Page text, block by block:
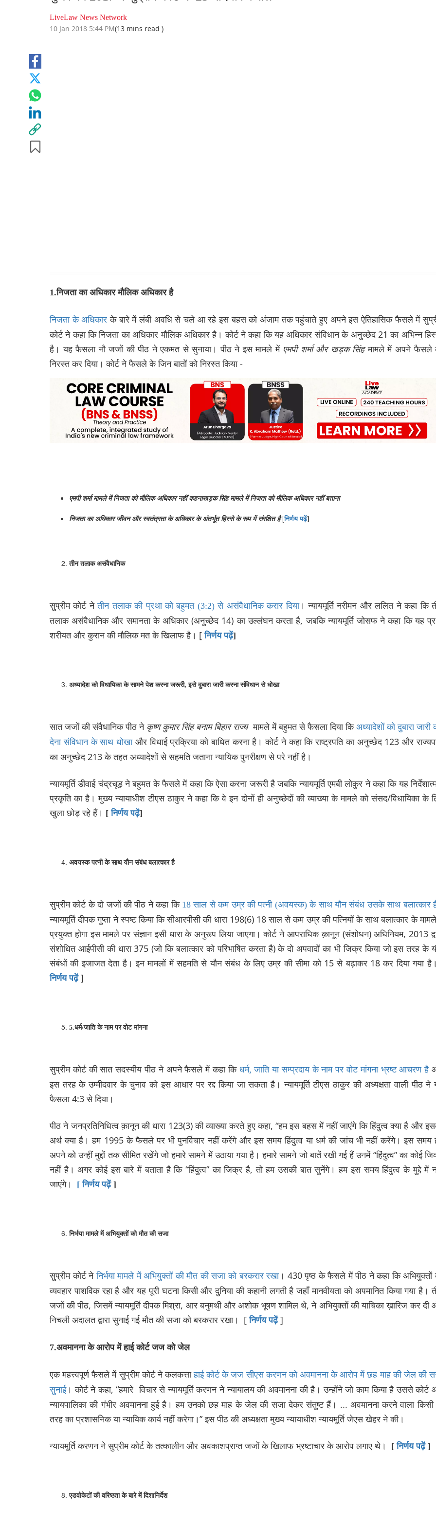
LiveLaw News Network
10 Jan 2018 5:44 PM(13 mins read )
1.निजता का अधिकार मौलिक अधिकार है
निजता के अधिकार के बारे में लंबी अवधि से चले आ रहे इस बहस को अंजाम तक पहुंचाते हुए अपने इस ऐतिहासिक फैसले में
कोर्ट ने कहा कि निजता का अधिकार मौलिक अधिकार है। कोर्ट ने कहा कि यह अधिकार संविधान के अनुच्छेद 21 का अभिन्न
है। यह फैसला नौ जजों की पीठ ने एकमत से सुनाया। पीठ ने इस मामले में एमपी शर्मा और खड़क सिंहमामले में अपने फैसले
निरस्त कर दिया। कोर्ट ने फैसले के जिन बातों को निरस्त किया -
एमपी शर्मा मामले में निजता को मौलिक अधिकार नहीं कहनाखड़क सिंह मामले में निजता को मौलिक अधिकार नहीं बताना
निजता का अधिकार जीवन और स्वतंत्रता के अधिकार के अंतर्भूत हिस्से के रूप में संरक्षित है[निर्णयपढ़ें]
तीन तलाक असंवैधानिक
सुप्रीम कोर्ट नेतीन तलाक की प्रथा को बहुमत (3:2) से असंवैधानिक करार दिया। न्यायमूर्ति नरीमन और ललित ने कहा कि
तलाक असंवैधानिक और समानता के अधिकार (अनुच्छेद 14) का उल्लंघन करता है, जबकि न्यायमूर्ति जोसफ ने कहा कि यह
शरीयत और कुरान की मौलिक मत के खिलाफ है। [ निर्णयपढ़ें]
अध्यादेश को विधायिका के सामने पेश करना जरूरी,इसे दुबारा जारी करना संविधान से धोखा
सात जजों की संवैधानिक पीठ ने कृष्ण कुमार सिंह बनाम बिहार राज्यमामले में बहुमत से फैसला दिया कि अध्यादेशों को दुबारा जारी
देना संविधान के साथ धोखाऔर विधाई प्रक्रिया को बाधित करना है। कोर्ट ने कहा कि राष्ट्रपति का अनुच्छेद 123 और
का अनुच्छेद 213 के तहत अध्यादेशों से सहमति जताना न्यायिक पुनरीक्षण से परे नहीं है।
न्यायमूर्ति डीवाई चंद्रचूड़ ने बहुमत के फैसले में कहा कि ऐसा करना जरूरी है जबकि न्यायमूर्ति एमबी लोकुर ने कहा कि यह
प्रकृति का है। मुख्य न्यायाधीश टीएस ठाकुर ने कहा कि वे इन दोनों ही अनुच्छेदों की व्याख्या के मामले को संसद/विधायिका के
खुला छोड़ रहे हैं। [निर्णय पढ़ें]
अवयस्क पत्नी के साथ यौन संबंध बलात्कार है
सुप्रीम कोर्ट के दो जजों की पीठ ने कहा कि 18 साल से कम उम्र की पत्नी (अवयस्क) के साथ यौन संबंध उसके साथ बलात्कार
न्यायमूर्ति दीपक गुप्ता ने स्पष्ट किया कि सीआरपीसी की धारा 198(6) 18 साल से कम उम्र की पत्नियों के साथ बलात्कार के
प्रयुक्त होगा इस मामले पर संज्ञान इसी धारा के अनुरूप लिया जाएगा। कोर्ट ने आपराधिक क़ानून (संशोधन) अधिनियम, 2013
संशोधित आईपीसी की धारा 375 (जो कि बलात्कार को परिभाषित करता है) के दो अपवादों का भी जिक्र किया जो इस तरह के
संबंधों की इजाजत देता है। इन मामलों में सहमति से यौन संबंध के लिए उम्र की सीमा को 15 से बढ़ाकर 18 कर दिया गया
निर्णयपढ़ें]
5.धर्म/जाति के नाम पर वोट मांगना
सुप्रीम कोर्ट की सात सदस्यीय पीठ ने अपने फैसले में कहा कि धर्म, जाति या सम्प्रदाय के नाम पर वोट मांगना भ्रष्ट आचरण है
इस तरह के उम्मीदवार के चुनाव को इस आधार पर रद्द किया जा सकता है। न्यायमूर्ति टीएस ठाकुर की अध्यक्षता वाली पीठ ने
फैसला 4:3 से दिया।
पीठ ने जनप्रतिनिधित्व क़ानून की धारा 123(3) की व्याख्या करते हुए कहा, “हम इस बहस में नहीं जाएंगे कि हिंदुत्व क्या है और
अर्थ क्या है। हम 1995 के फैसले पर भी पुनर्विचार नहीं करेंगे और इस समय हिंदुत्व या धर्म की जांच भी नहीं करेंगे। इस समय
अपने को उन्हीं मुद्दों तक सीमित रखेंगे जो हमारे सामने में उठाया गया है। हमारे सामने जो बातें रखी गई हैं उनमें “हिंदुत्व” का कोई
नहीं है। अगर कोई इस बारे में बताता है कि “हिंदुत्व” का जिक्र है, तो हम उसकी बात सुनेंगे। हम इस समय हिंदुत्व के मुद्दे में
जाएंगे।
[निर्णयपढ़ें]
निर्भया मामले में अभियुक्तों को मौत की सजा
सुप्रीम कोर्ट नेनिर्भया मामले में अभियुक्तों की मौत की सजा को बरकरार रखा। 430 पृष्ठ के फैसले में पीठ ने कहा कि अभियुक्तों
व्यवहार पाशविक रहा है और यह पूरी घटना किसी और दुनिया की कहानी लगती है जहाँ मानवीयता को अपमानित किया गया है।
जजों की पीठ, जिसमें न्यायमूर्ति दीपक मिश्रा, आर बनुमथी और अशोक भूषण शामिल थे, ने अभियुक्तों की याचिका ख़ारिज कर दी
निचली अदालत द्वारा सुनाई गई मौत की सजा को बरकरार रखा। [निर्णय पढ़ें]
7.अवमानना के आरोप में हाई कोर्ट जज को जेल
एक महत्त्वपूर्ण फैसले में सुप्रीम कोर्ट ने कलकत्ताहाई कोर्ट के जज सीएस करणन को अवमानना के आरोप में छह माह की जेल की
सुनाई। कोर्ट ने कहा, “हमारे विचार से न्यायमूर्ति करणन ने न्यायालय की अवमानना की है। उन्होंने जो काम किया है उससे कोर्ट
न्यायपालिका की गंभीर अवमानना हुई है। हम उनको छह माह के जेल की सजा देकर संतुष्ट हैं। ... अवमानना करने वाला किसी
तरह का प्रशासनिक या न्यायिक कार्य नहीं करेगा।” इस पीठ की अध्यक्षता मुख्य न्यायाधीश न्यायमूर्ति जेएस खेहर ने की।
न्यायमूर्ति करणन ने सुप्रीम कोर्ट के तत्कालीन और अवकाशप्राप्त जजों के खिलाफ भ्रष्टाचार के आरोप लगाए थे। [निर्णयपढ़ें]
एडवोकेटों की वरिष्ठता के बारे में दिशानिर्देश